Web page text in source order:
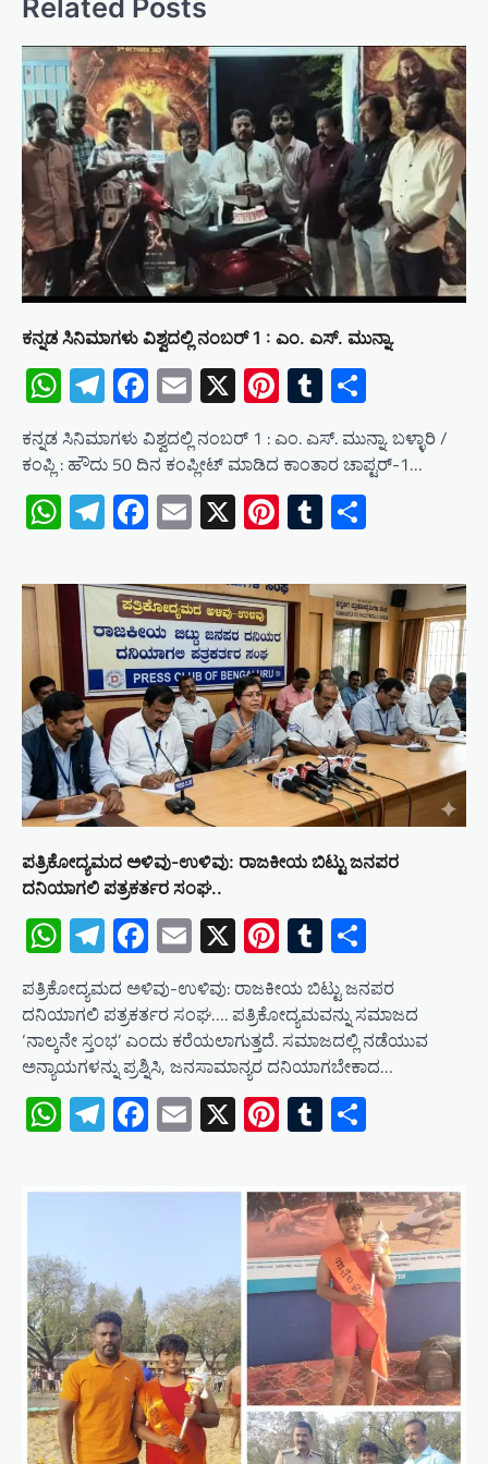
i
g
a
t
i
o
n
Related Posts
ಕನ್ನಡ ಸಿನಿಮಾಗಳು ವಿಶ್ವದಲ್ಲಿ ನಂಬರ್ 1 : ಎಂ. ಎಸ್. ಮುನ್ನಾ.
WhatsApp
Telegram
Facebook
Email
X Pinterest
Tumblr
ಕನ್ನಡ ಸಿನಿಮಾಗಳು ವಿಶ್ವದಲ್ಲಿ ನಂಬರ್ 1 : ಎಂ. ಎಸ್. ಮುನ್ನಾ. ಬಳ್ಳಾರಿ /
ಕಂಪ್ಲಿ : ಹೌದು 50 ದಿನ ಕಂಪ್ಲೀಟ್ ಮಾಡಿದ ಕಾಂತಾರ ಚಾಪ್ಟರ್-1…
WhatsApp
Telegram
Facebook
Email
X Pinterest
Tumblr
ಪತ್ರಿಕೋದ್ಯಮದ ಅಳಿವು-ಉಳಿವು: ರಾಜಕೀಯ ಬಿಟ್ಟು ಜನಪರ
ದನಿಯಾಗಲಿ ಪತ್ರಕರ್ತರ ಸಂಘ..
WhatsApp
Telegram
Facebook
Email
X Pinterest
Tumblr
ಪತ್ರಿಕೋದ್ಯಮದ ಅಳಿವು-ಉಳಿವು: ರಾಜಕೀಯ ಬಿಟ್ಟು ಜನಪರ
ದನಿಯಾಗಲಿ ಪತ್ರಕರ್ತರ ಸಂಘ…. ​ಪತ್ರಿಕೋದ್ಯಮವನ್ನು ಸಮಾಜದ
‘ನಾಲ್ಕನೇ ಸ್ತಂಭ’ ಎಂದು ಕರೆಯಲಾಗುತ್ತದೆ. ಸಮಾಜದಲ್ಲಿ ನಡೆಯುವ
ಅನ್ಯಾಯಗಳನ್ನು ಪ್ರಶ್ನಿಸಿ, ಜನಸಾಮಾನ್ಯರ ದನಿಯಾಗಬೇಕಾದ…
WhatsApp
Telegram
Facebook
Email
X Pinterest
Tumblr